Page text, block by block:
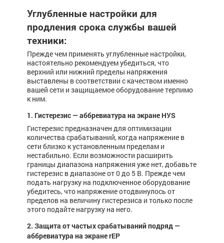
Углубленные настройки для
продления срока службы вашей
техники:
Прежде чем применять углубленные настройки,
настоятельно рекомендуем убедиться, что
верхний или нижний пределы напряжения
выставлены в соответствии с качеством именно
вашей сети и защищаемое оборудование терпимо
к ним.
1. Гистерезис — аббревиатура на экране HУS
Гистерезис предназначен для оптимизации
количества срабатываний, когда напряжение в
сети близко к установленным пределам и
нестабильно. Если возможности расширить
границы диапазона напряжения уже нет, добавьте
гистерезис в диапазоне от 0 до 5 В. Прежде чем
подать нагрузку на подключенное оборудование
убедитесь, что напряжение отодвинулось от
пределов на величину гистерезиса и только после
этого подайте нагрузку на него.
2. Защита от частых срабатываний подряд —
аббревиатура на экране rEP